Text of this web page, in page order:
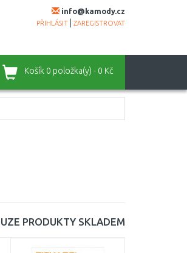
info@kamody.cz
PŘIHLÁSIT ZAREGISTROVAT
Košík 0 položka(y) - 0 Kč
PRODUKTY SKLADEM